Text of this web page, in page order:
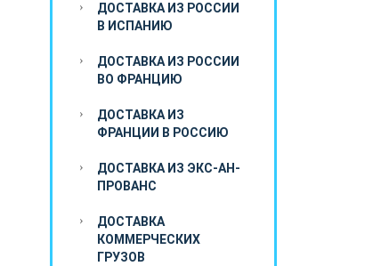
ДОСТАВКА ИЗ РОССИИ
В ИСПАНИЮ
ДОСТАВКА ИЗ РОССИИ
ВО ФРАНЦИЮ
ДОСТАВКА ИЗ
ФРАНЦИИ В РОССИЮ
ДОСТАВКА ИЗ ЭКС-АН-
ПРОВАНС
ДОСТАВКА
КОММЕРЧЕСКИХ
ГРУЗОВ